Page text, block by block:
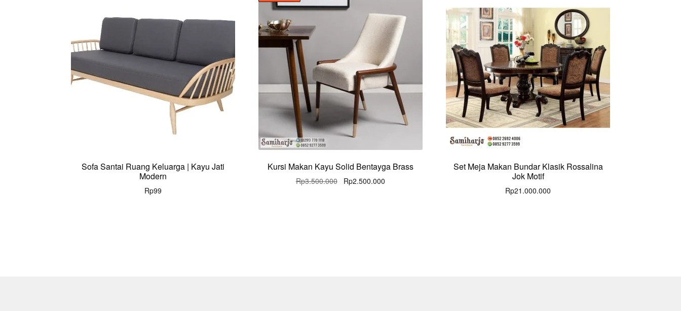
Sofa Santai Ruang Keluarga | Kayu Jati
Modern
Rp99
Kursi Makan Kayu Solid Bentayga Brass
Rp3.500.000
Original
Rp2.500.000
Set Meja Makan Bundar Klasik Rossalina
Jok Motif
Rp21.000.000